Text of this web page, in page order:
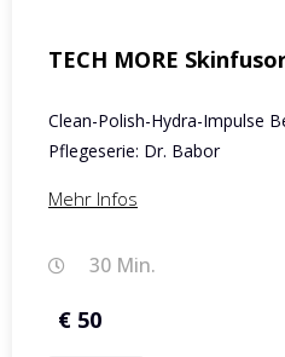
TECH MORE
Clean-Polish-Hydra-Impulse
Pflegeserie: Dr. Babor
Mehr Infos
30 Min.
€ 50